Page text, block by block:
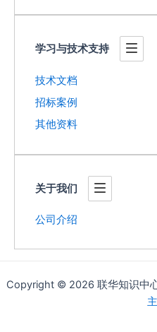
学习与技术支持
技术文档
招标案例
其他资料
关于我们
公司介绍
Copyright © 2026 联华知识中